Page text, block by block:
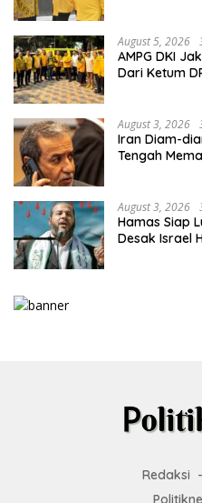
August 5, 2026
AMPG DKI
Dari Ketum
August 3, 2026
Iran Diam-
Tengah
August 3, 2026
Hamas Siap
Desak Israel
Redaksi